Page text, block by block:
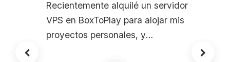
Recientemente alquilé un servidor
VPS en BoxToPlay para alojar mis
proyectos personales, y